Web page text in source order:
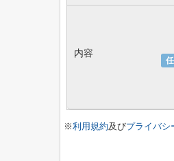
内容
※利用規約及びプライバシ